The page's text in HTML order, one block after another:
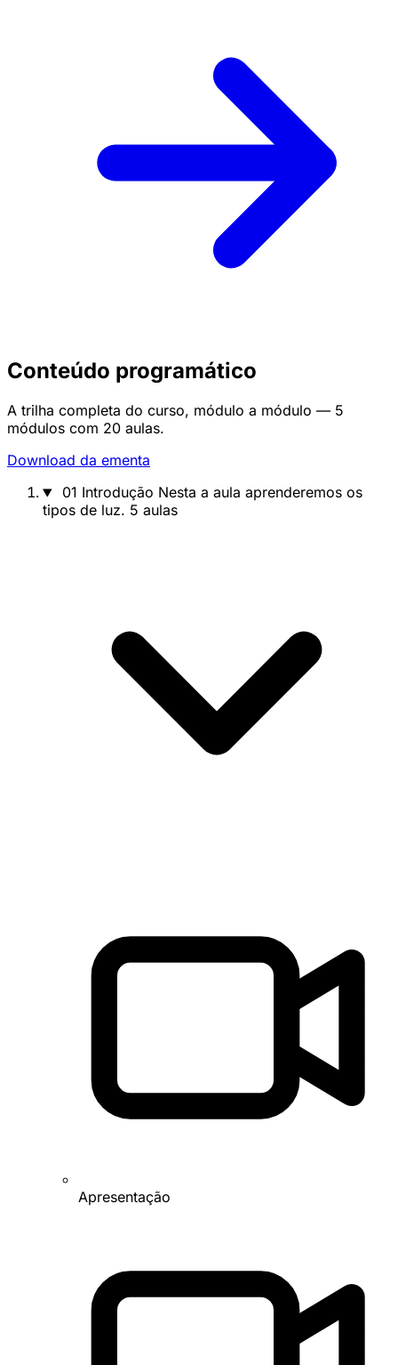
Conteúdo programático
A trilha completa do curso, módulo a módulo — 5
módulos com 20 aulas.
Download da ementa
01 Introdução Nesta a aula aprenderemos os
tipos de luz. 5 aulas
Apresentação